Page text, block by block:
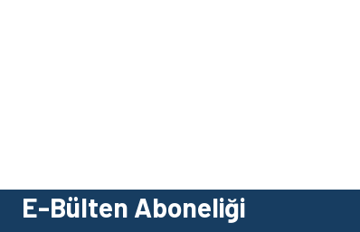
Bosch 115x1,0 mm İnox Kesme Taşı (10 Adet - Paslanmaz ve
E-Bülten Aboneliği